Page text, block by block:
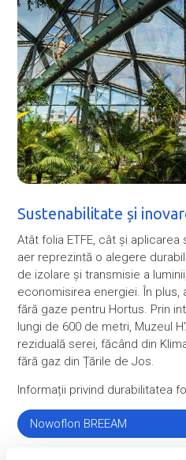
Sustenabilitate și
Atât folia ETFE, cât și
aer reprezintă o alegere
de izolare și transmisie a
economisirea energiei. În
fără gaze pentru Hortus. Prin
lungi de 600 de metri, Muzeul
reziduală serei, făcând din
fără gaz din Țările de Jos.
Informații privind durabilitatea
Nowoflon BREEAM